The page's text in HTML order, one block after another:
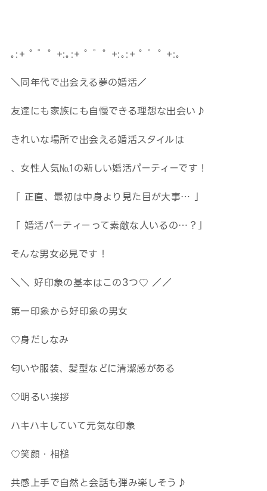
｡:+ ﾟ ゜ﾟ +:｡:+ ﾟ ゜ﾟ +:｡:+ ﾟ ゜ﾟ +:｡
＼同年代で出会える夢の婚活／
友達にも家族にも自慢できる理想な出会い♪
きれいな場所で出会える婚活スタイルは
、女性人気№1の新しい婚活パーティーです！
「 正直、最初は中身より見た目が大事… 」
「 婚活パーティーって素敵な人いるの…？」
そんな男女必見です！
＼＼ 好印象の基本はこの3つ♡ ／／
第一印象から好印象の男女
♡身だしなみ
匂いや服装、髪型などに清潔感がある
♡明るい挨拶
ハキハキしていて元気な印象
♡笑顔・相槌
共感上手で自然と会話も弾み楽しそう♪